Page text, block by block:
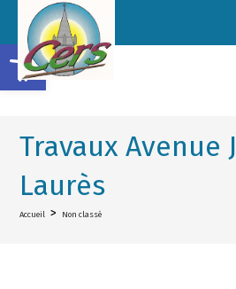
Travaux Avenue
Laurès
Accueil > Non classé
Ouvrir la barre